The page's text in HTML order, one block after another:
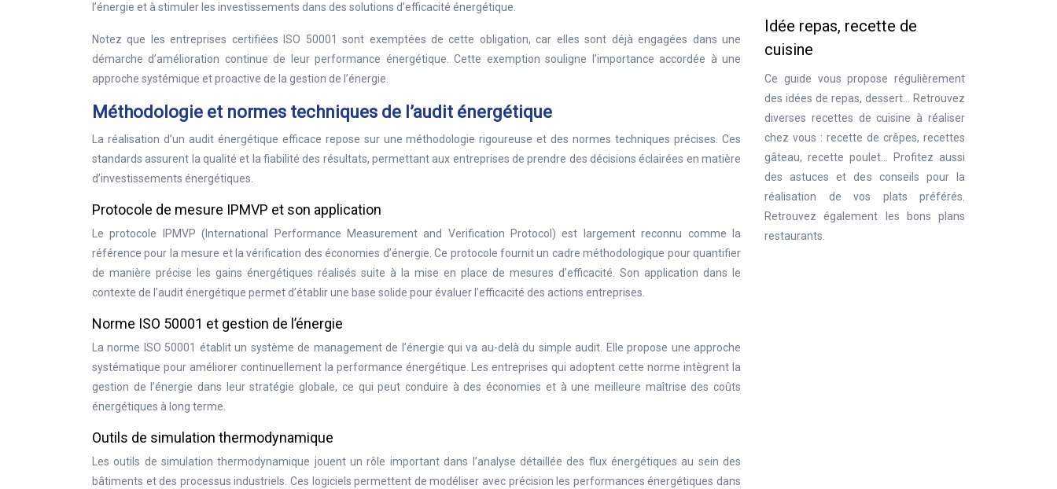
l’énergie et à stimuler les investissements dans des solutions d’efficacité énergétique.
Notez que les entreprises certifiées ISO 50001 sont exemptées de cette obligation, car elles sont déjà engagées dans une
démarche d’amélioration continue de leur performance énergétique. Cette exemption souligne l’importance accordée à une
approche systémique et proactive de la gestion de l’énergie.
Méthodologie et normes techniques de l’audit énergétique
La réalisation d’un audit énergétique efficace repose sur une méthodologie rigoureuse et des normes techniques précises. Ces
standards assurent la qualité et la fiabilité des résultats, permettant aux entreprises de prendre des décisions éclairées en matière
d’investissements énergétiques.
Protocole de mesure IPMVP et son application
Le protocole IPMVP (International Performance Measurement and Verification Protocol) est largement reconnu comme la
référence pour la mesure et la vérification des économies d’énergie. Ce protocole fournit un cadre méthodologique pour quantifier
de manière précise les gains énergétiques réalisés suite à la mise en place de mesures d’efficacité. Son application dans le
contexte de l’audit énergétique permet d’établir une base solide pour évaluer l’efficacité des actions entreprises.
Norme ISO 50001 et gestion de l’énergie
La norme ISO 50001 établit un système de management de l’énergie qui va au-delà du simple audit. Elle propose une approche
systématique pour améliorer continuellement la performance énergétique. Les entreprises qui adoptent cette norme intègrent la
gestion de l’énergie dans leur stratégie globale, ce qui peut conduire à des économies et à une meilleure maîtrise des coûts
énergétiques à long terme.
Outils de simulation thermodynamique
Les outils de simulation thermodynamique jouent un rôle important dans l’analyse détaillée des flux énergétiques au sein des
bâtiments et des processus industriels. Ces logiciels permettent de modéliser avec précision les performances énergétiques dans
Idée repas, recette de
cuisine
Ce guide vous propose régulièrement
des idées de repas, dessert… Retrouvez
diverses recettes de cuisine à réaliser
chez vous : recette de crêpes, recettes
gâteau, recette poulet… Profitez aussi
des astuces et des conseils pour la
réalisation de vos plats préférés.
Retrouvez également les bons plans
restaurants.